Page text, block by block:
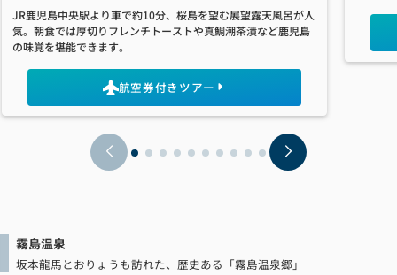
JR鹿児島中央駅より車で約10分、桜島を望む展望露天風呂が人
気。朝食では厚切りフレンチトーストや真鯛潮茶漬など鹿児島
の味覚を堪能できます。
航空券付きツアー
霧島温泉
坂本龍馬とおりょうも訪れた、歴史ある「霧島温泉郷」